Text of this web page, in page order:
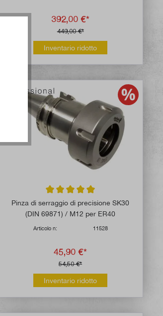
392,00 €*
449,00 €*
Inventario ridotto
Valutazione media di 5 su 5 stelle
Pinza di serraggio di precisione SK30
(DIN 69871) / M12 per ER40
Articolo n: 11528
45,90 €*
54,50 €*
Inventario ridotto